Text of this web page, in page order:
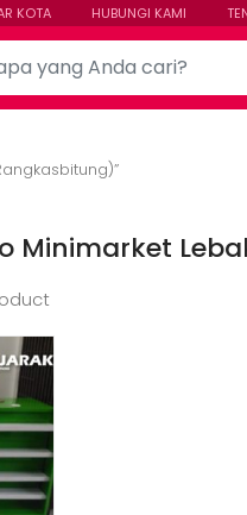
KOTA HUBUNGI KAMI
Minimarket